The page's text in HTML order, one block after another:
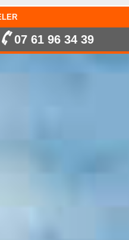
07 61 96 34 39